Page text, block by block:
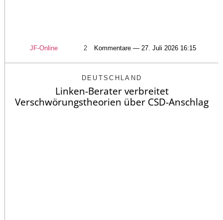
JF-Online 2 Kommentare — 27. Juli 2026 16:15
DEUTSCHLAND
Linken-Berater verbreitet
Verschwörungstheorien über CSD-Anschlag